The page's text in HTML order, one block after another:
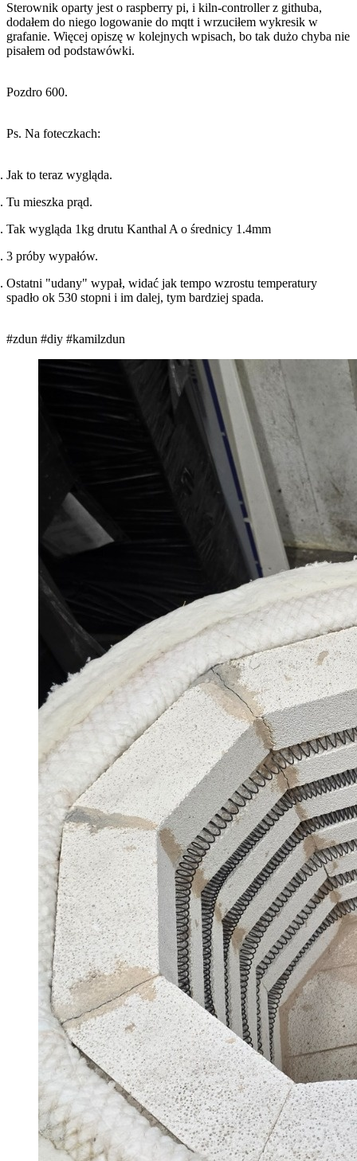
Sterownik oparty jest o raspberry pi, i kiln-controller z githuba,
dodałem do niego logowanie do mqtt i wrzuciłem wykresik w
grafanie. Więcej opiszę w kolejnych wpisach, bo tak dużo chyba nie
pisałem od podstawówki.
Pozdro 600.
Ps. Na foteczkach:
Jak to teraz wygląda.
Tu mieszka prąd.
Tak wygląda 1kg drutu Kanthal A o średnicy 1.4mm
3 próby wypałów.
Ostatni "udany" wypał, widać jak tempo wzrostu temperatury
spadło ok 530 stopni i im dalej, tym bardziej spada.
#zdun #diy #kamilzdun